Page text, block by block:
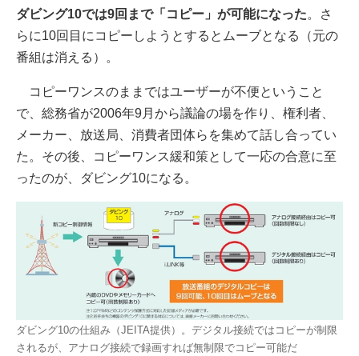
ダビング10では9回まで「コピー」が可能になった。さ
らに10回目にコピーしようとするとムーブとなる（元の
番組は消える）。
コピーワンスのままではユーザーが不便ということ
で、総務省が2006年9月から議論の場を作り、権利者、
メーカー、放送局、消費者団体らを集めて話し合ってい
た。その後、コピーワンス緩和策として一応の合意に至
ったのが、ダビング10になる。
ダビング10の仕組み（JEITA提供）。デジタル接続ではコピーが制限
されるが、アナログ接続で録画すれば無制限でコピー可能だ